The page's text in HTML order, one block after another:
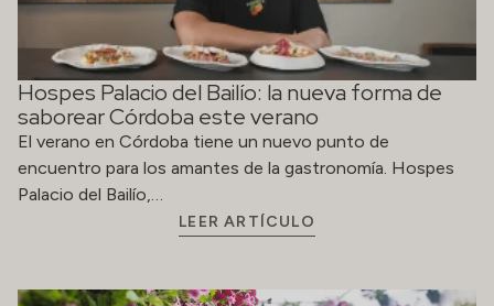
Hospes Palacio del Bailío: la nueva forma de
saborear Córdoba este verano
El verano en Córdoba tiene un nuevo punto de
encuentro para los amantes de la gastronomía. Hospes
Palacio del Bailío,…
LEER ARTÍCULO